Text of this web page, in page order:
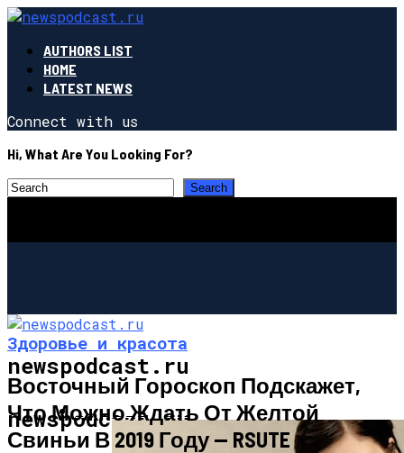
AUTHORS LIST
HOME
LATEST NEWS
Connect with us
Hi, What Are You Looking For?
newspodcast.ru
newspodcast.ru
ЗДОРОВЬЕ И КРАСОТА
Здоровье и красота
Восточный Гороскоп Подскажет,
Что Можно Ждать От Желтой
Свиньи В 2019 Году — RSUTE